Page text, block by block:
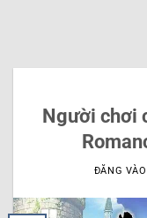
Người chơi
ĐĂNG VÀO